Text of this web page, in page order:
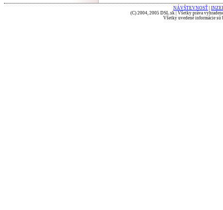
NÁVŠTEVNOSŤ
(C) 2004, 2005 DSL.sk | Všetky práva
Všetky uvedené informácie sú